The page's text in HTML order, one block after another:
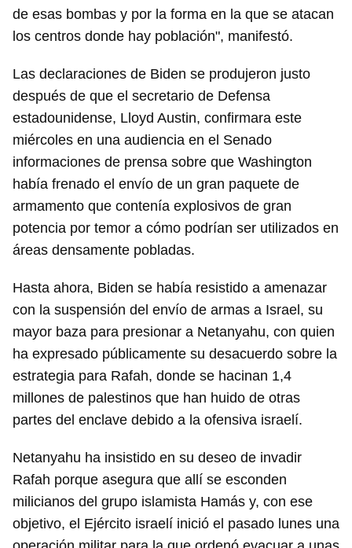
de esas bombas y por la forma en la que se atacan
los centros donde hay población", manifestó.
Las declaraciones de Biden se produjeron justo
después de que el secretario de Defensa
estadounidense, Lloyd Austin, confirmara este
miércoles en una audiencia en el Senado
informaciones de prensa sobre que Washington
había frenado el envío de un gran paquete de
armamento que contenía explosivos de gran
potencia por temor a cómo podrían ser utilizados en
áreas densamente pobladas.
Hasta ahora, Biden se había resistido a amenazar
con la suspensión del envío de armas a Israel, su
mayor baza para presionar a Netanyahu, con quien
ha expresado públicamente su desacuerdo sobre la
estrategia para Rafah, donde se hacinan 1,4
millones de palestinos que han huido de otras
partes del enclave debido a la ofensiva israelí.
Netanyahu ha insistido en su deseo de invadir
Rafah porque asegura que allí se esconden
milicianos del grupo islamista Hamás y, con ese
objetivo, el Ejército israelí inició el pasado lunes una